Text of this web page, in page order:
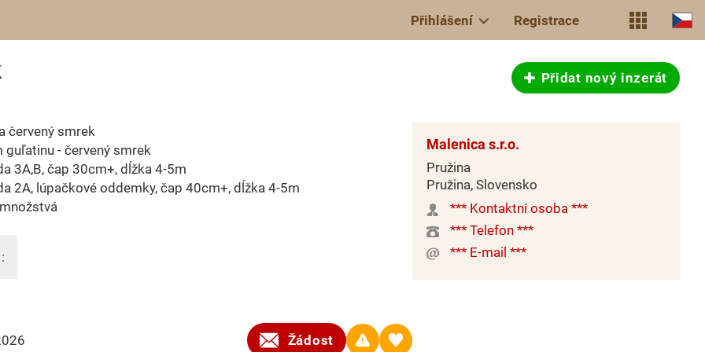
Přihlášení Registrace
Přidat nový inzerát
červený smrek
guľatinu - červený smrek
3A,B, čap 30cm+, dĺžka 4-5m
2A, lúpačkové oddemky, čap 40cm+, dĺžka 4-5m
Žádost
Malenica s.r.o.
Pružina
Pružina, Slovensko
*** Kontaktní osoba ***
*** Telefon ***
*** E-mail ***